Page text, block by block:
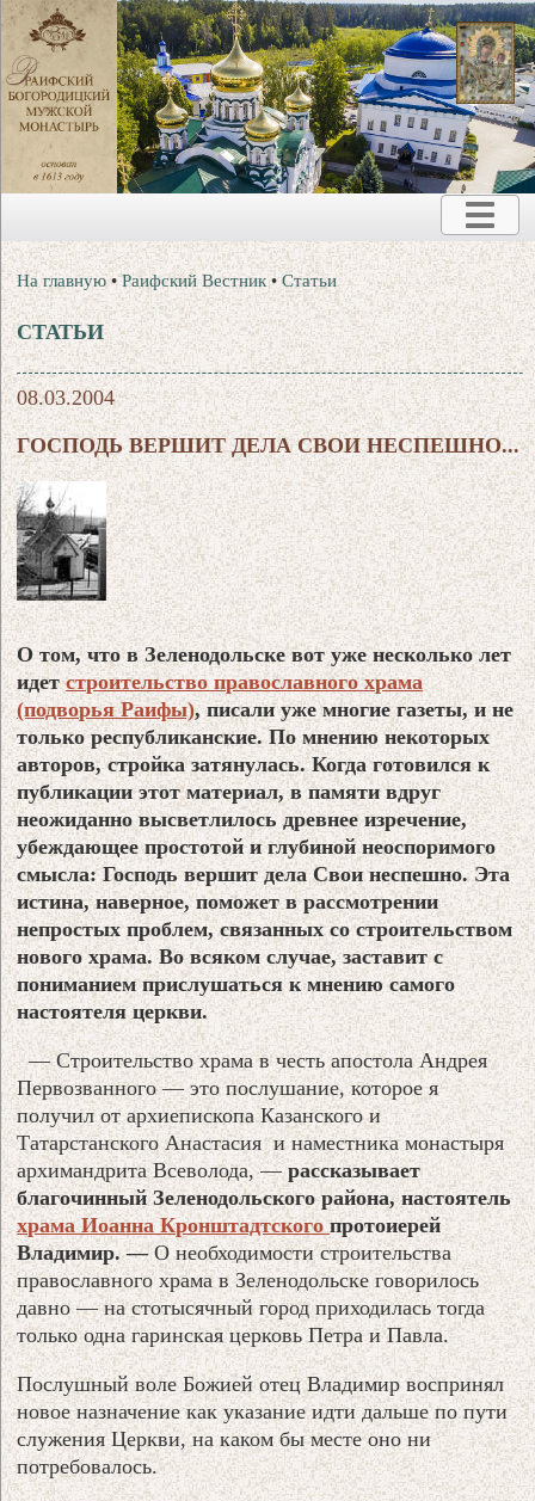
На главную •Раифский Вестник •Статьи
СТАТЬИ
08.03.2004
ГОСПОДЬ ВЕРШИТ ДЕЛА СВОИ НЕСПЕШНО...
О том, что в Зеленодольске вот уже несколько лет
идетстроительство православного храма
(подворья Раифы), писали уже многие газеты, и не
только республиканские. По мнению некоторых
авторов, стройка затянулась. Когда готовился к
публикации этот материал, в памяти вдруг
неожиданно высветлилось древнее изречение,
убеждающее простотой и глубиной неоспоримого
смысла:Господь вершит дела Свои неспешно.Эта
истина, наверное, поможет в рассмотрении
непростых проблем, связанных со строительством
нового храма. Во всяком случае, заставит с
пониманием прислушаться к мнению самого
настоятеля церкви.
— Строительство храма в честь апостола Андрея
Первозванного — это послушание, которое я
получил от архиепископа Казанского и
Татарстанского Анастасия и наместника монастыря
архимандрита Всеволода, —рассказывает
благочинный Зеленодольского района, настоятель
храма Иоанна Кронштадтскогопротоиерей
Владимир. —О необходимости строительства
православного храма в Зеленодольске говорилось
давно — на стотысячный город приходилась тогда
только одна гаринская церковь Петра и Павла.
Послушный воле Божией отец Владимир воспринял
новое назначение как указание идти дальше по пути
служения Церкви, на каком бы месте оно ни
потребовалось.